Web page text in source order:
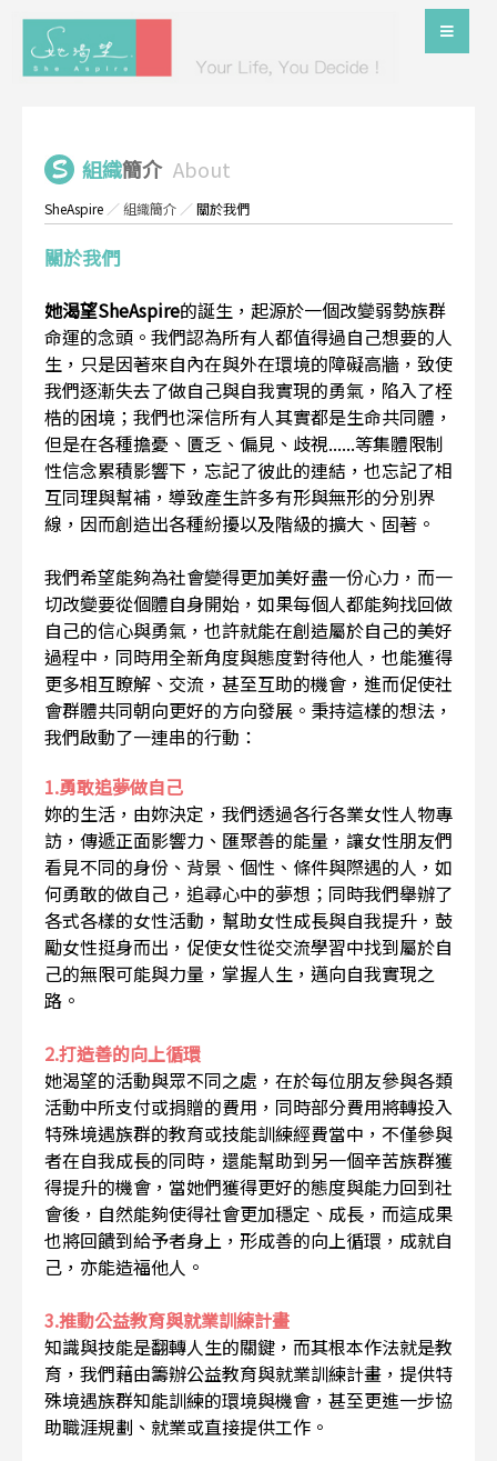
組織簡介 About
SheAspire ／組織簡介 ／關於我們
關於我們
她渴望SheAspire的誕生，起源於一個改變弱勢族群
命運的念頭。我們認為所有人都值得過自己想要的人
生，只是因著來自內在與外在環境的障礙高牆，致使
我們逐漸失去了做自己與自我實現的勇氣，陷入了桎
梏的困境；我們也深信所有人其實都是生命共同體，
但是在各種擔憂、匱乏、偏見、歧視......等集體限制
性信念累積影響下，忘記了彼此的連結，也忘記了相
互同理與幫補，導致產生許多有形與無形的分別界
線，因而創造出各種紛擾以及階級的擴大、固著。
我們希望能夠為社會變得更加美好盡一份心力，而一
切改變要從個體自身開始，如果每個人都能夠找回做
自己的信心與勇氣，也許就能在創造屬於自己的美好
過程中，同時用全新角度與態度對待他人，也能獲得
更多相互瞭解、交流，甚至互助的機會，進而促使社
會群體共同朝向更好的方向發展。秉持這樣的想法，
我們啟動了一連串的行動：
1.勇敢追夢做自己
妳的生活，由妳決定，我們透過各行各業女性人物專
訪，傳遞正面影響力、匯聚善的能量，讓女性朋友們
看見不同的身份、背景、個性、條件與際遇的人，如
何勇敢的做自己，追尋心中的夢想；同時我們舉辦了
各式各樣的女性活動，幫助女性成長與自我提升，鼓
勵女性挺身而出，促使女性從交流學習中找到屬於自
己的無限可能與力量，掌握人生，邁向自我實現之
路。
2.打造善的向上循環
她渴望的活動與眾不同之處，在於每位朋友參與各類
活動中所支付或捐贈的費用，同時部分費用將轉投入
特殊境遇族群的教育或技能訓練經費當中，不僅參與
者在自我成長的同時，還能幫助到另一個辛苦族群獲
得提升的機會，當她們獲得更好的態度與能力回到社
會後，自然能夠使得社會更加穩定、成長，而這成果
也將回饋到給予者身上，形成善的向上循環，成就自
己，亦能造福他人。
3.推動公益教育與就業訓練計畫
知識與技能是翻轉人生的關鍵，而其根本作法就是教
育，我們藉由籌辦公益教育與就業訓練計畫，提供特
殊境遇族群知能訓練的環境與機會，甚至更進一步協
助職涯規劃、就業或直接提供工作。